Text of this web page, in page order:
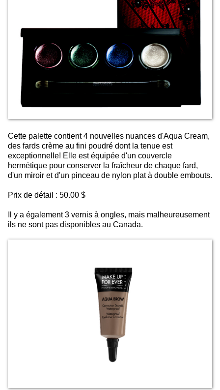
Cette palette contient 4 nouvelles nuances d'Aqua Cream,
des fards crème au fini poudré dont la tenue est
exceptionnelle! Elle est équipée d'un couvercle
hermétique pour conserver la fraîcheur de chaque fard,
d'un miroir et d'un pinceau de nylon plat à double embouts.
Prix de détail : 50.00 $
Il y a également 3 vernis à ongles, mais malheureusement
ils ne sont pas disponibles au Canada.